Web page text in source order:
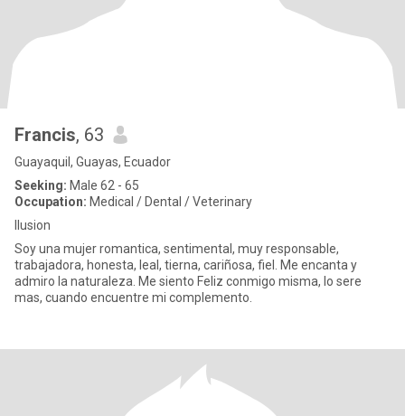
Francis, 63
Guayaquil, Guayas, Ecuador
Seeking: Male 62 - 65
Occupation: Medical / Dental / Veterinary
Ilusion
Soy una mujer romantica, sentimental, muy responsable,
trabajadora, honesta, leal, tierna, cariñosa, fiel. Me encanta y
admiro la naturaleza. Me siento Feliz conmigo misma, lo sere
mas, cuando encuentre mi complemento.